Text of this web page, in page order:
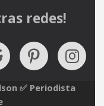
redes!
✅ Periodista